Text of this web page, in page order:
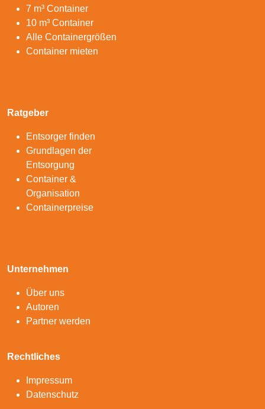
7 m³ Container
10 m³ Container
Alle Containergrößen
Container mieten
Ratgeber
Entsorger finden
Grundlagen der
Entsorgung
Container &
Organisation
Containerpreise
Unternehmen
Über uns
Autoren
Partner werden
Rechtliches
Impressum
Datenschutz